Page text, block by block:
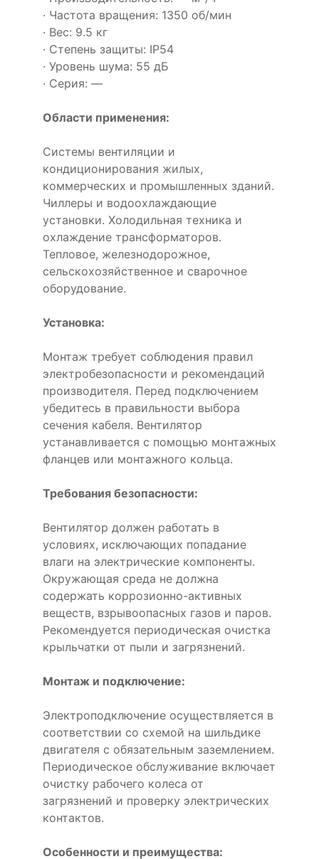
· Частота вращения: 1350 об/мин
· Вес: 9.5 кг
· Степень защиты: IP54
· Уровень шума: 55 дБ
· Серия: —
Области применения:
Системы вентиляции и
кондиционирования жилых,
коммерческих и промышленных зданий.
Чиллеры и водоохлаждающие
установки. Холодильная техника и
охлаждение трансформаторов.
Тепловое, железнодорожное,
сельскохозяйственное и сварочное
оборудование.
Установка:
Монтаж требует соблюдения правил
электробезопасности и рекомендаций
производителя. Перед подключением
убедитесь в правильности выбора
сечения кабеля. Вентилятор
устанавливается с помощью монтажных
фланцев или монтажного кольца.
Требования безопасности:
Вентилятор должен работать в
условиях, исключающих попадание
влаги на электрические компоненты.
Окружающая среда не должна
содержать коррозионно-активных
веществ, взрывоопасных газов и паров.
Рекомендуется периодическая очистка
крыльчатки от пыли и загрязнений.
Монтаж и подключение:
Электроподключение осуществляется в
соответствии со схемой на шильдике
двигателя с обязательным заземлением.
Периодическое обслуживание включает
очистку рабочего колеса от
загрязнений и проверку электрических
контактов.
Особенности и преимущества: